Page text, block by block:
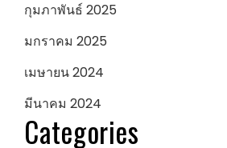
กุมภาพันธ์ 2025
มกราคม 2025
เมษายน 2024
มีนาคม 2024
Categories